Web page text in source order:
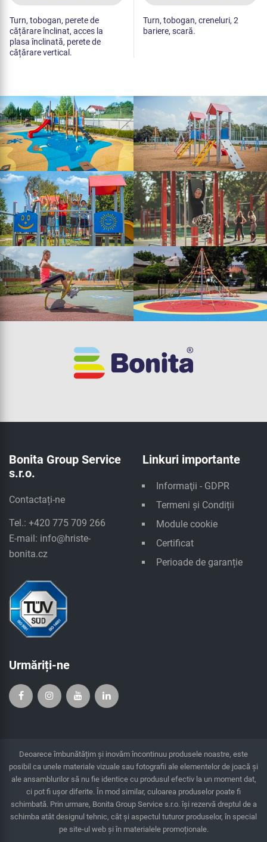
Turn, tobogan, perete de
cățărare înclinat, acces la
plasa înclinată, perete de
cățărare vertical.
Turn, tobogan, creneluri, 2
bariere, scară.
Bonita Group Service
s.r.o.
Contactați-ne
Tel.: +420 775 709 266
E-mail: info@hriste-
bonita.cz
Linkuri importante
Informaţii - GDPR
Termeni și Condiții
Module cookie
Certificat
Perioade de garanție
Urmăriți-ne
Deoarece îmbunătățim și inovăm încontinuu produsele noastre, este
posibil ca unele materiale vizuale sau fotografii ale elementelor de joacă și
ale ansamblurilor să nu fie identice cu produsul efectiv la un moment dat,
ci pot fi ușor diferite. În mod similar, culoarea produselor poate fi
schimbată. Prin urmare, Bonita Group Service s.r.o. îşi rezervă dreptul de a
schimba atât designul tehnic, cât şi aspectul tuturor produselor, în special
pe site-ul web și în materialele promoționale.